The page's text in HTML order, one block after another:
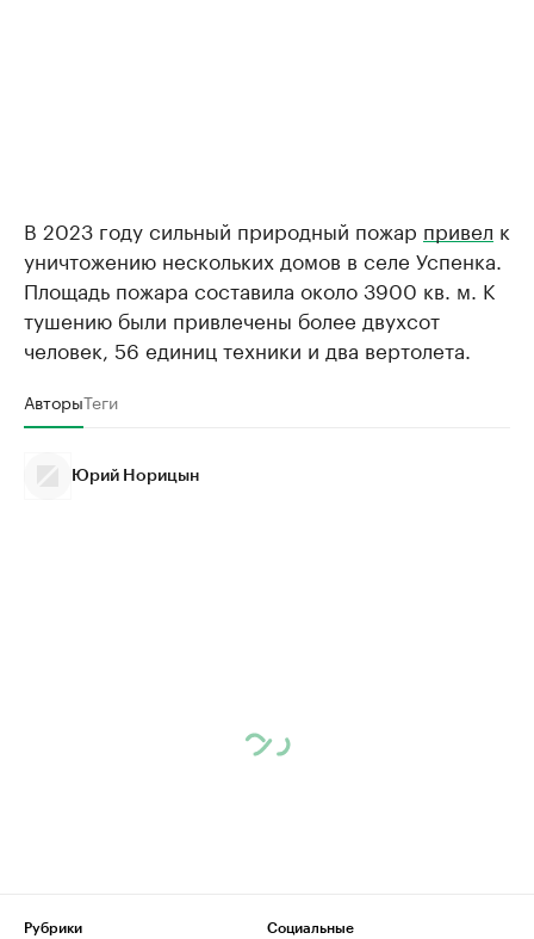
В 2023 году сильный природный пожар привел к
уничтожению нескольких домов в селе Успенка.
Площадь пожара составила около 3900 кв. м. К
тушению были привлечены более двухсот
человек, 56 единиц техники и два вертолета.
АвторыТеги
Юрий Норицын
Рубрики
Социальные